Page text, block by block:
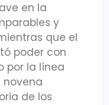
en la
y
que el
poder con
por la línea
novena
de los